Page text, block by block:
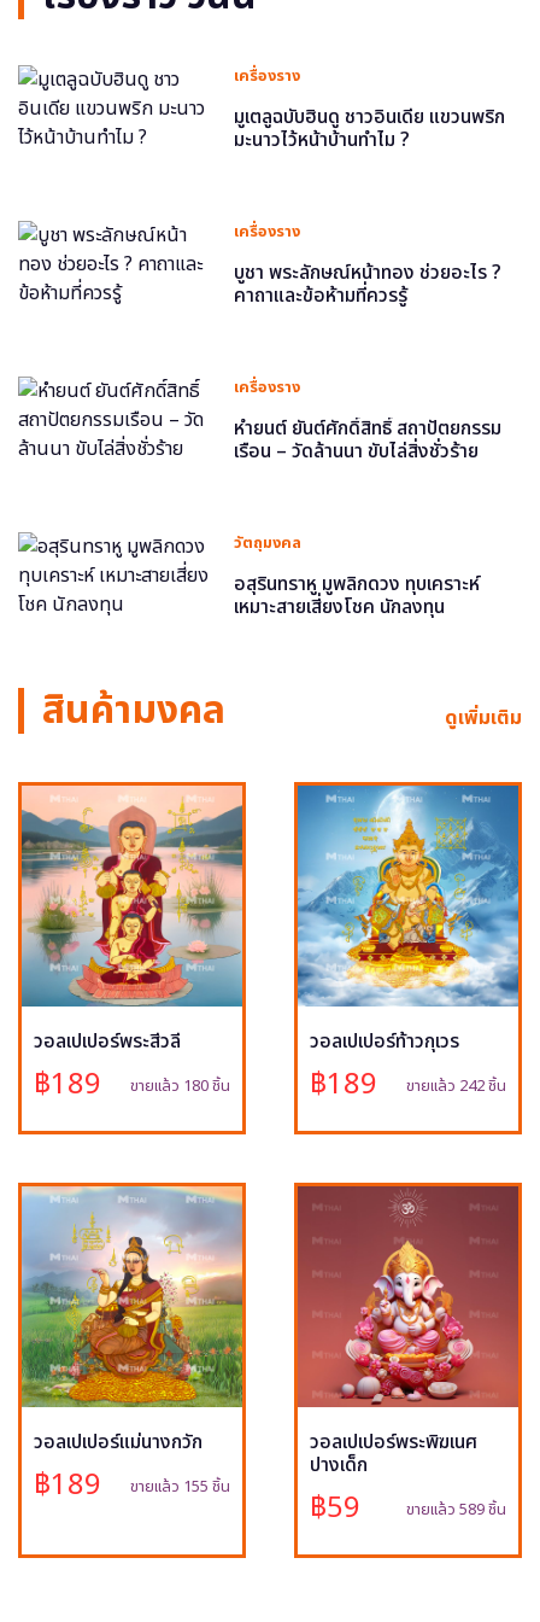
เครื่องราง
มูเตลูฉบับฮินดู ชาวอินเดีย แขวนพริก
มะนาวไว้หน้าบ้านทำไม ?
เครื่องราง
บูชา พระลักษณ์หน้าทอง ช่วยอะไร ?
คาถาและข้อห้ามที่ควรรู้
เครื่องราง
หำยนต์ ยันต์ศักดิ์สิทธิ์ สถาปัตยกรรม
เรือน – วัดล้านนา ขับไล่สิ่งชั่วร้าย
วัตถุมงคล
อสุรินทราหู มูพลิกดวง ทุบเคราะห์
เหมาะสายเสี่ยงโชค นักลงทุน
สินค้ามงคล ดูเพิ่มเติม
วอลเปเปอร์พระสีวลี
฿189 ขายแล้ว 180 ชิ้น
วอลเปเปอร์ท้าวกุเวร
฿189 ขายแล้ว 242 ชิ้น
วอลเปเปอร์แม่นางกวัก
฿189 ขายแล้ว 155 ชิ้น
วอลเปเปอร์พระพิฆเนศ
ปางเด็ก
฿59 ขายแล้ว 589 ชิ้น